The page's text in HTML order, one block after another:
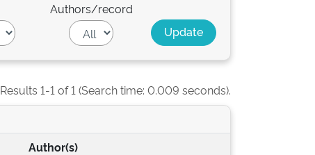
Authors/record
Results 1-1 of 1 (Search time: 0.009 seconds).
Author(s)